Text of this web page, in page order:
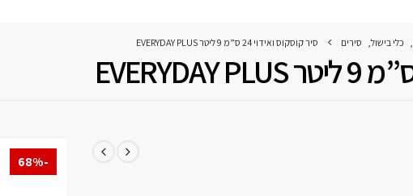
, כלי בישול, סירים סיר קוסקוס ואידוי 24 ס”מ 9 ליטר EVERYDAY PLUS
-68%